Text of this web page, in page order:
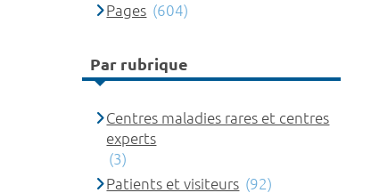
Pages (604)
Par rubrique
Centres maladies rares et centres
experts
(3)
Patients et visiteurs (92)